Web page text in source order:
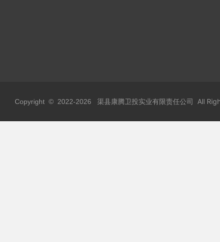
Copyright © 2022-2026 渠县康腾卫投实业有限责任公司 All